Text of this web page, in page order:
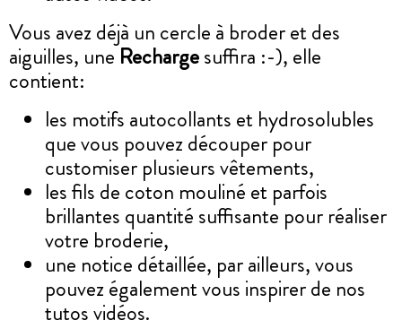
Vous avez déjà un cercle à broder et des
aiguilles, une Rechargesuffira :-), elle
contient:
les motifs autocollants et hydrosolubles
que vous pouvez découper pour
customiser plusieurs vêtements,
les fils de coton mouliné et parfois
brillantes quantité suffisante pour réaliser
votre broderie,
une notice détaillée, par ailleurs, vous
pouvez également vous inspirer de nos
tutos vidéos.